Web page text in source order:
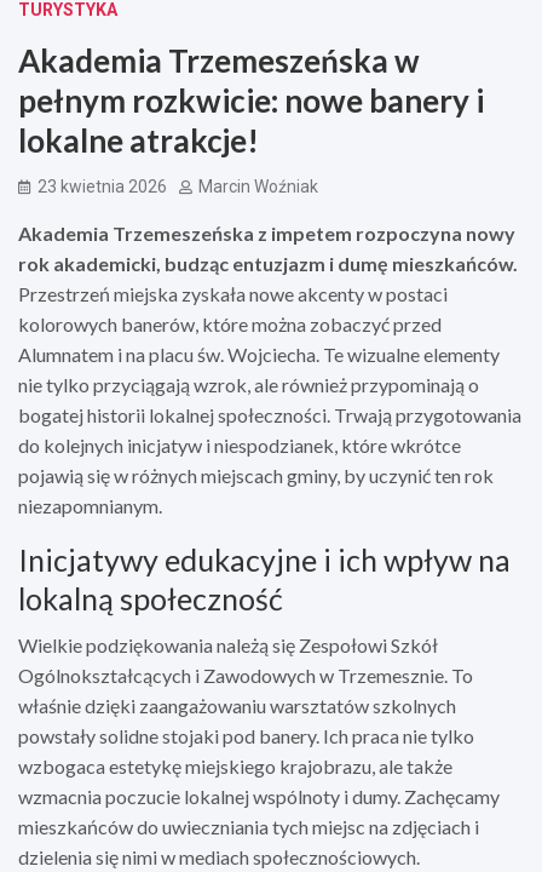
TURYSTYKA
Akademia Trzemeszeńska w
pełnym rozkwicie: nowe banery i
lokalne atrakcje!
23 kwietnia 2026 Marcin Woźniak
Akademia Trzemeszeńska z impetem rozpoczyna nowy
rok akademicki, budząc entuzjazm i dumę mieszkańców.
Przestrzeń miejska zyskała nowe akcenty w postaci
kolorowych banerów, które można zobaczyć przed
Alumnatem i na placu św. Wojciecha. Te wizualne elementy
nie tylko przyciągają wzrok, ale również przypominają o
bogatej historii lokalnej społeczności. Trwają przygotowania
do kolejnych inicjatyw i niespodzianek, które wkrótce
pojawią się w różnych miejscach gminy, by uczynić ten rok
niezapomnianym.
Inicjatywy edukacyjne i ich wpływ na
lokalną społeczność
Wielkie podziękowania należą się Zespołowi Szkół
Ogólnokształcących i Zawodowych w Trzemesznie. To
właśnie dzięki zaangażowaniu warsztatów szkolnych
powstały solidne stojaki pod banery. Ich praca nie tylko
wzbogaca estetykę miejskiego krajobrazu, ale także
wzmacnia poczucie lokalnej wspólnoty i dumy. Zachęcamy
mieszkańców do uwieczniania tych miejsc na zdjęciach i
dzielenia się nimi w mediach społecznościowych.